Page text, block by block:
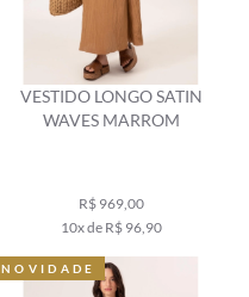
VESTIDO LONGO SATIN
WAVES MARROM
R$ 969,00
10x de R$ 96,90
NOVIDADE